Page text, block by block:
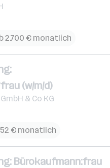
2.700 € monatlich
(w/m/d)
& Co KG
€ monatlich
Bürokaufmann:frau